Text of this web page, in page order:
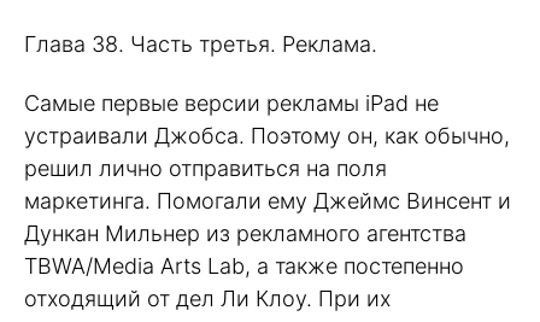
Глава 38. Часть третья. Реклама.
Самые первые версии рекламы iPad не
устраивали Джобса. Поэтому он, как обычно,
решил лично отправиться на поля
маркетинга. Помогали ему Джеймс Винсент и
Дункан Мильнер из рекламного агентства
TBWA/Media Arts Lab, а также постепенно
отходящий от дел Ли Клоу. При их